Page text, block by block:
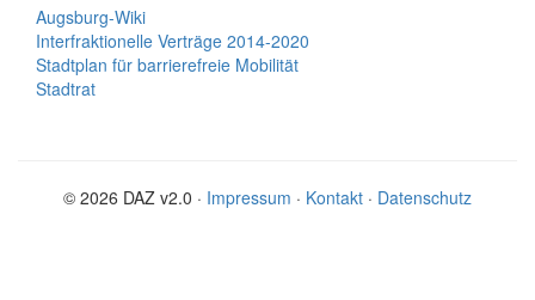
Augsburg-Wiki
Interfraktionelle Verträge 2014-2020
Stadtplan für barrierefreie Mobilität
Stadtrat
© 2026 DAZ v2.0 · Impressum · Kontakt · Datenschutz